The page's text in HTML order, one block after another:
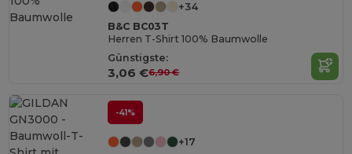
+34
B&C BC03T
Herren T-Shirt 100% Baumwolle
Günstigste:
3,06 €6,90 €
-41%
+17